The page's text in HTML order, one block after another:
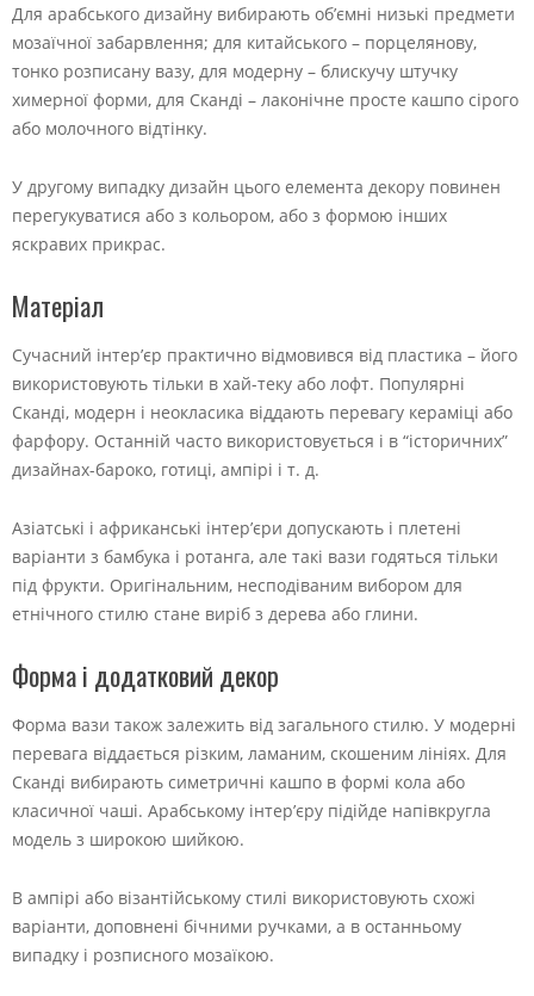
Для арабського дизайну вибирають об’ємні низькі предмети
мозаїчної забарвлення; для китайського – порцелянову,
тонко розписану вазу, для модерну – блискучу штучку
химерної форми, для Сканді – лаконічне просте кашпо сірого
або молочного відтінку.
У другому випадку дизайн цього елемента декору повинен
перегукуватися або з кольором, або з формою інших
яскравих прикрас.
Матеріал
Сучасний інтер’єр практично відмовився від пластика – його
використовують тільки в хай-теку або лофт. Популярні
Сканді, модерн і неокласика віддають перевагу кераміці або
фарфору. Останній часто використовується і в “історичних”
дизайнах-бароко, готиці, ампірі і т. д.
Азіатські і африканські інтер’єри допускають і плетені
варіанти з бамбука і ротанга, але такі вази годяться тільки
під фрукти. Оригінальним, несподіваним вибором для
етнічного стилю стане виріб з дерева або глини.
Форма і додатковий декор
Форма вази також залежить від загального стилю. У модерні
перевага віддається різким, ламаним, скошеним лініях. Для
Сканді вибирають симетричні кашпо в формі кола або
класичної чаші. Арабському інтер’єру підійде напівкругла
модель з широкою шийкою.
В ампірі або візантійському стилі використовують схожі
варіанти, доповнені бічними ручками, а в останньому
випадку і розписного мозаїкою.